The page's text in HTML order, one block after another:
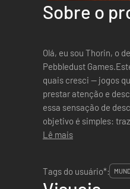
Sobre o
Olá, eu sou Thorin, o
Pebbledust
quais cresci — jogos
prestar atenção e
essa sensação de
objetivo é simples:
Lê mais
Tags do usuário*: